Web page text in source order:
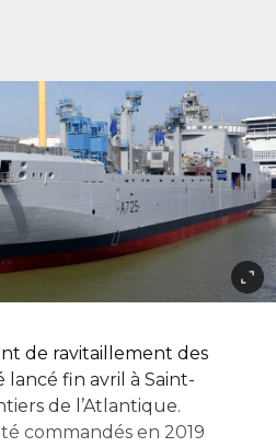
de ravitaillement des
lancé fin avril à Saint-
de l’Atlantique.
commandés en 2019